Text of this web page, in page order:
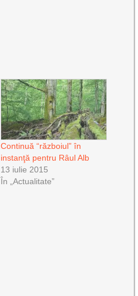
Continuă “războiul” în
instanţă pentru Râul Alb
13 iulie 2015
În „Actualitate”